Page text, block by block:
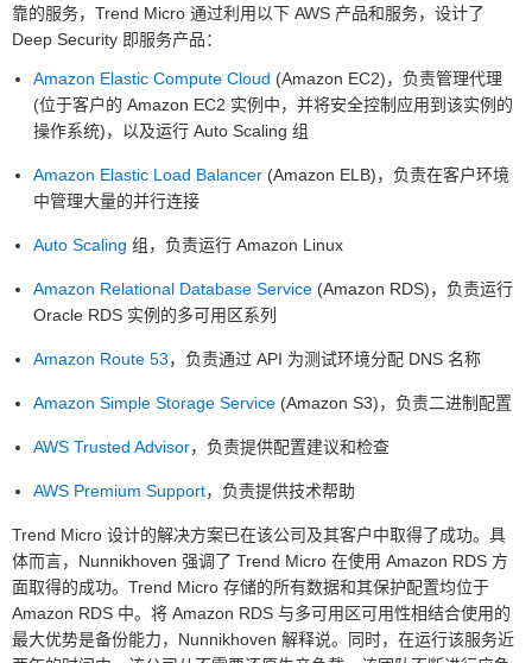
靠的服务，Trend Micro 通过利用以下 AWS 产品和服务，设计了
Deep Security 即服务产品：
Amazon Elastic Compute Cloud (Amazon EC2)，负责管理代理
(位于客户的 Amazon EC2 实例中，并将安全控制应用到该实例的
操作系统)，以及运行 Auto Scaling 组
Amazon Elastic Load Balancer (Amazon ELB)，负责在客户环境
中管理大量的并行连接
Auto Scaling 组，负责运行 Amazon Linux
Amazon Relational Database Service (Amazon RDS)，负责运行
Oracle RDS 实例的多可用区系列
Amazon Route 53，负责通过 API 为测试环境分配 DNS 名称
Amazon Simple Storage Service (Amazon S3)，负责二进制配置
AWS Trusted Advisor，负责提供配置建议和检查
AWS Premium Support，负责提供技术帮助
Trend Micro 设计的解决方案已在该公司及其客户中取得了成功。具
体而言，Nunnikhoven 强调了 Trend Micro 在使用 Amazon RDS 方
面取得的成功。Trend Micro 存储的所有数据和其保护配置均位于
Amazon RDS 中。将 Amazon RDS 与多可用区可用性相结合使用的
最大优势是备份能力，Nunnikhoven 解释说。同时，在运行该服务近